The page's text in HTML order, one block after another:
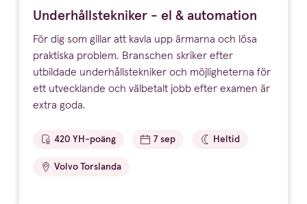
Underhållstekniker - el & automation
För dig som gillar att kavla upp ärmarna och lösa
praktiska problem. Branschen skriker efter
utbildade underhållstekniker och möjligheterna för
ett utvecklande och välbetalt jobb efter examen är
extra goda.
420 YH-poäng 7 sep Heltid
Volvo Torslanda